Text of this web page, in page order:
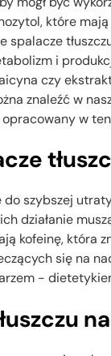
które
spalacze
i
czy
znaleźć w
opracowany w
szybszej
działanie
kofeinę, która
się na
-